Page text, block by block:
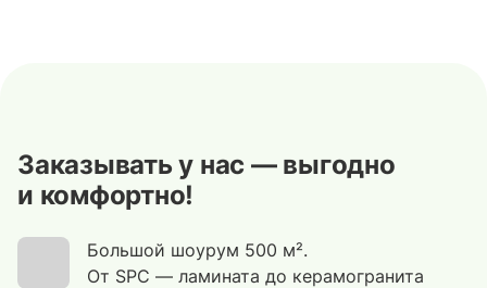
Заказывать у нас — выгодно
и комфортно!
Большой шоурум 500 м².
От SPC — ламината до керамогранита